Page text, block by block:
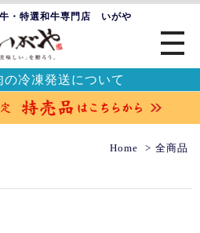
・特選和牛専門店 いがや
冷凍発送について
Home 全商品